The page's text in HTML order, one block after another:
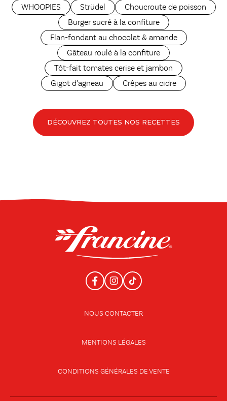
WHOOPIES
Strüdel
Choucroute de poisson
Burger sucré à la confiture
Flan-fondant au chocolat & amande
Gâteau roulé à la confiture
Tôt-fait tomates cerise et jambon
Gigot d’agneau
Crêpes au cidre
DÉCOUVREZ TOUTES NOS RECETTES
NOUS CONTACTER
MENTIONS LÉGALES
CONDITIONS GÉNÉRALES DE VENTE